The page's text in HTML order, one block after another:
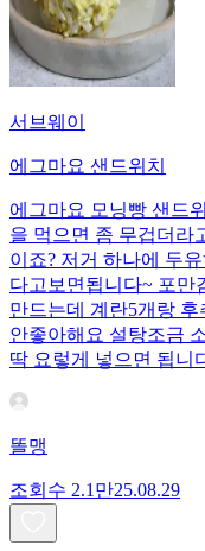
서브웨이
에그마요 샌드위치
에그마요 모닝빵 샌드
을 먹으면 좀 무겁더라
이죠? 저거 하나에 두
다고보면됩니다~ 포만
만드는데 계란5개랑
안좋아해요 설탕조금
딱 요렇게 넣으면 됩니
똘맹
조회수 2.1만25.08.29